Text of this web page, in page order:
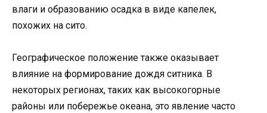
влаги и образованию осадка в виде капелек,
похожих на сито.
Географическое положение также оказывает
влияние на формирование дождя ситника. В
некоторых регионах, таких как высокогорные
районы или побережье океана, это явление часто